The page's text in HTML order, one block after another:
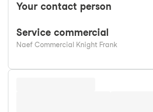
Your contact person
Service commercial
Naef Commercial Knight Frank